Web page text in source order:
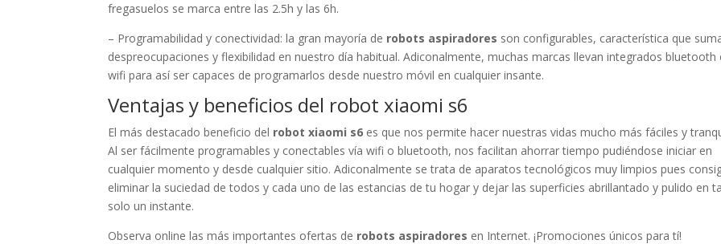
fregasuelos se marca entre las 2.5h y las 6h.
– Programabilidad y conectividad: la gran mayoría de robots aspiradores son configurables, característica que
despreocupaciones y flexibilidad en nuestro día habitual. Adiconalmente, muchas marcas llevan integrados bluetooth
wifi para así ser capaces de programarlos desde nuestro móvil en cualquier insante.
Ventajas y beneficios del robot xiaomi s6
El más destacado beneficio del robot xiaomi s6 es que nos permite hacer nuestras vidas mucho más fáciles y
Al ser fácilmente programables y conectables vía wifi o bluetooth, nos facilitan ahorrar tiempo pudiéndose iniciar en
cualquier momento y desde cualquier sitio. Adiconalmente se trata de aparatos tecnológicos muy limpios pues
eliminar la suciedad de todos y cada uno de las estancias de tu hogar y dejar las superficies abrillantado y pulido en
solo un instante.
Observa online las más importantes ofertas de robots aspiradores en Internet. ¡Promociones únicos para tí!